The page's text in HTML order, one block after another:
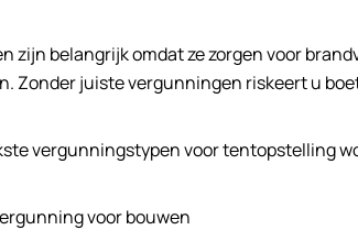
zijn belangrijk omdat ze zorgen voor
Zonder juiste vergunningen riskeert u
vergunningstypen voor tentopstelling
voor bouwen